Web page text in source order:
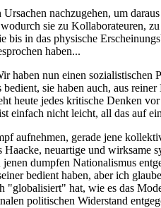
nachzugehen, um
sie zu Kollaborateuren,
in das physische
haben...
nun einen sozialistischen
sie haben auch, aus
heute jedes kritische Denken
nicht leicht, all das auf
aufnehmen, gerade jene
neuartige und wirksame
dumpfen Nationalismus
bedient haben, aber ich
hat, wie es das
politischen Widerstand